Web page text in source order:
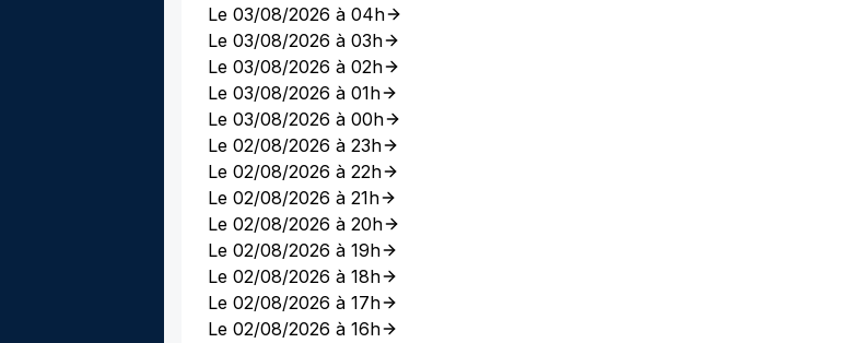
Le 03/08/2026 à 04h
Le 03/08/2026 à 03h
Le 03/08/2026 à 02h
Le 03/08/2026 à 01h
Le 03/08/2026 à 00h
Le 02/08/2026 à 23h
Le 02/08/2026 à 22h
Le 02/08/2026 à 21h
Le 02/08/2026 à 20h
Le 02/08/2026 à 19h
Le 02/08/2026 à 18h
Le 02/08/2026 à 17h
Le 02/08/2026 à 16h